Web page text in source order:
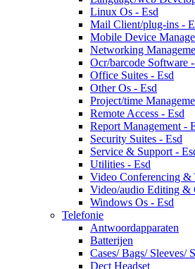
Linux Os - Esd
Mail Client/plug-ins -
Mobile Device
Networking
Ocr/barcode Software
Office Suites - Esd
Other Os - Esd
Project/time
Remote Access - Esd
Report Management -
Security Suites - Esd
Service & Support -
Utilities - Esd
Video Conferencing &
Video/audio Editing &
Windows Os - Esd
Telefonie
Antwoordapparaten
Batterijen
Cases/ Bags/ Sleeves/
Dect Headset